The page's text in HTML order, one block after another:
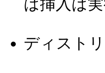
は挿入は
ディスト